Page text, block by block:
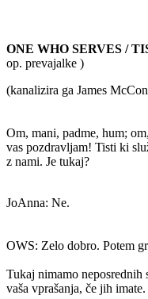
ONE WHO SERVES /
op. prevajalke )
(kanalizira ga James
Om, mani, padme, hum;
vas pozdravljam! Tisti ki
z nami. Je tukaj?
JoAnna: Ne.
OWS: Zelo dobro. Potem
Tukaj nimamo
vaša vprašanja, če jih